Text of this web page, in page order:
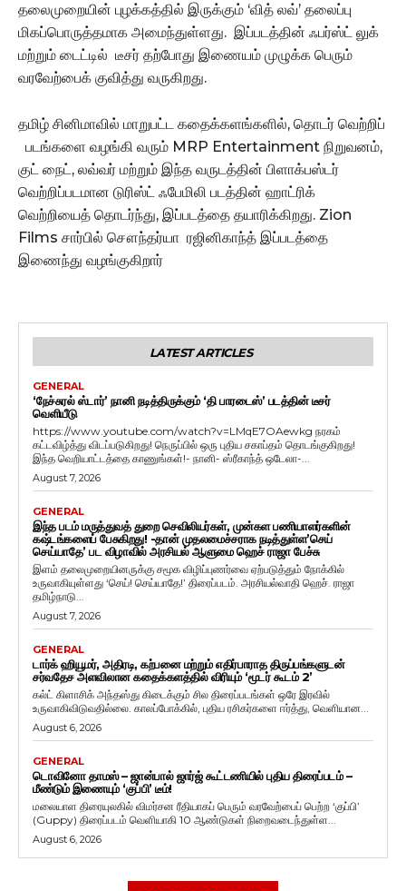
தலைமுறையின் புழக்கத்தில் இருக்கும் ‘வித் லவ்’ தலைப்பு
மிகப்பொருத்தமாக அமைந்துள்ளது. இப்படத்தின் ஃபர்ஸ்ட் லுக்
மற்றும் டைட்டில் டீசர் தற்போது இணையம் முழுக்க பெரும்
வரவேற்பைக் குவித்து வருகிறது.
தமிழ் சினிமாவில் மாறுபட்ட கதைக்களங்களில், தொடர் வெற்றிப்
படங்களை வழங்கி வரும் MRP Entertainment நிறுவனம்,
குட் நைட், லவ்வர் மற்றும் இந்த வருடத்தின் பிளாக்பஸ்டர்
வெற்றிப்படமான டுரிஸ்ட் ஃபேமிலி படத்தின் ஹாட்ரிக்
வெற்றியைத் தொடர்ந்து, இப்படத்தை தயாரிக்கிறது. Zion
Films சார்பில் சௌந்தர்யா ரஜினிகாந்த் இப்படத்தை
இணைந்து வழங்குகிறார்
LATEST ARTICLES
GENERAL
‘நேச்சுரல் ஸ்டார்’ நானி நடித்திருக்கும் ‘தி பாரடைஸ்’ படத்தின் டீசர்
வெளியீடு
https://www.youtube.com/watch?v=LMqE7OAewkg நரகம்
கட்டவிழ்த்து விடப்படுகிறது! நெருப்பில் ஒரு புதிய சகாப்தம் தொடங்குகிறது!
இந்த வெறியாட்டத்தை காணுங்கள்!- நானி- ஸ்ரீகாந்த் ஒடேலா-...
August 7, 2026
GENERAL
இந்த படம் மருத்துவத் துறை செவிலியர்கள், முன்கள பணியாளர்களின்
கஷ்டங்களைப் பேசுகிறது! -தான் முதலமைச்சராக நடித்துள்ள’செய்
செய்யாதே’ பட விழாவில் அரசியல் ஆளுமை ஹெச் ராஜா பேச்சு
இளம் தலைமுறையினருக்கு சமூக விழிப்புணர்வை ஏற்படுத்தும் நோக்கில்
உருவாகியுள்ளது ‘செய்! செய்யாதே!’ திரைப்படம். அரசியல்வாதி ஹெச். ராஜா
தமிழ்நாடு...
August 7, 2026
GENERAL
டார்க் ஹியூமர், அதிரடி, கற்பனை மற்றும் எதிர்பாராத திருப்பங்களுடன்
சர்வதேச அளவிலான கதைக்களத்தில் விரியும் ‘மூடர் கூடம் 2’
கல்ட் கிளாசிக் அந்தஸ்து கிடைக்கும் சில திரைப்படங்கள் ஒரே இரவில்
உருவாகிவிடுவதில்லை. காலப்போக்கில், புதிய ரசிகர்களை ஈர்த்து, வெளியான...
August 6, 2026
GENERAL
டொவினோ தாமஸ் – ஜான்பால் ஜார்ஜ் கூட்டணியில் புதிய திரைப்படம் –
மீண்டும் இணையும் ‘குப்பி’ டீம்!
மலையாள திரையுலகில் விமர்சன ரீதியாகப் பெரும் வரவேற்பைப் பெற்ற ‘குப்பி’
(Guppy) திரைப்படம் வெளியாகி 10 ஆண்டுகள் நிறைவடைந்துள்ள...
August 6, 2026